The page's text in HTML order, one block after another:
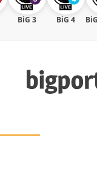
BiG 3 BiG 4